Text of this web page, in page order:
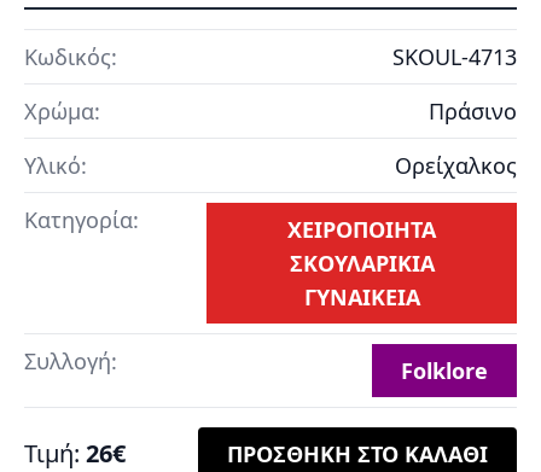
Κωδικός:
SKOUL-4713
Χρώμα:
Πράσινο
Υλικό:
Ορείχαλκος
Κατηγορία:
ΧΕΙΡΟΠΟΙΗΤΑ
ΣΚΟΥΛΑΡΙΚΙΑ
ΓΥΝΑΙΚΕΙΑ
Συλλογή: Folklore
Τιμή: 26€ ΠΡΟΣΘΗΚΗ ΣΤΟ ΚΑΛΑΘΙ